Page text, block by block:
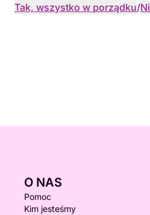
Tak, wszystko w porządku/
O NAS
Pomoc
Kim jesteśmy